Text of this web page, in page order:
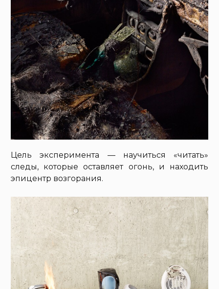
Цель эксперимента — научиться «читать»
следы, которые оставляет огонь, и находить
эпицентр возгорания.